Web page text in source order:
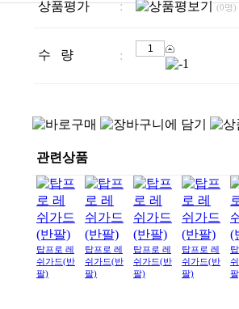
상품평가 : (0명)
수 량 :
관련상품
탑프로 레
쉬가드(반
팔)
탑프로 레
쉬가드(반
팔)
탑프로 레
쉬가드(반
팔)
탑프로 레
쉬가드(반
팔)